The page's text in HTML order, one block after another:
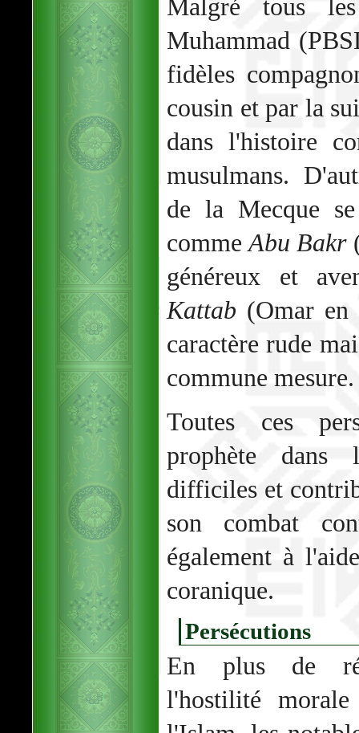
Malgré tous les
Muhammad
fidèles
cousin et par la
dans l'histoire
musulmans.
de la Mecque
commeAbu Bakr
généreux et
Kattab (Omar en
caractère rude
commune mesure.
Toutes ces
prophète dans
difficiles et
son combat
également à
coranique.
Persécutions
En plus de
l'hostilité morale